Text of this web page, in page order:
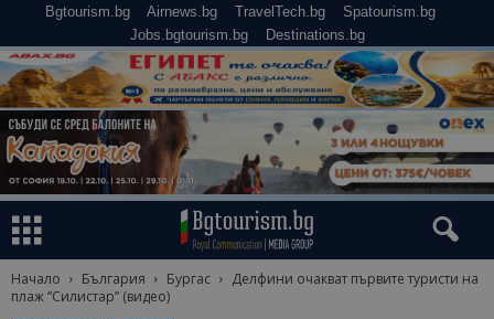
Bgtourism.bg Airnews.bg TravelTech.bg
Spatourism.bg
Jobs.bgtourism.bg
Destinations.bg
Начало България Бургас
Делфини очакват първите туристи на
плаж “Силистар” (видео)